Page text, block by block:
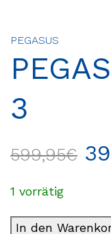
PEGASUS
3
599,95€
1 vorrätig
In den